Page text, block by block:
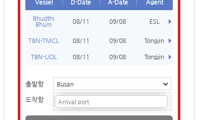
Vessel D-Date A-Date Agent
Bhudthi
Bhum
08/11 09/08 ESL
TBN-TMCL 08/11 09/08 Tongjin
TBN-UOL 08/11 09/08 Tongjin
출발항
도착항